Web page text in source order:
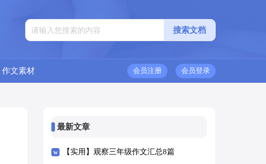
作文素材 会员登录
会员注册
最新文章
【实用】观察三年级作文汇总8篇